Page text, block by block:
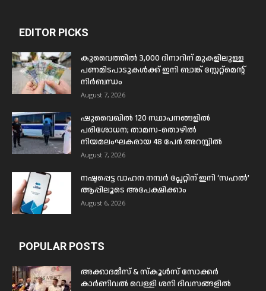
EDITOR PICKS
കുവൈത്തിൽ 3,000 ദിനാറിന് മുകളിലുള്ള
പണമിടപാടുകൾക്ക് ഇനി ബാങ്ക് സ്റ്റേറ്റ്മെന്റ്
നിർബന്ധം
August 7, 2026
ഷുവൈഖിൽ 120 സ്ഥാപനങ്ങളിൽ
പരിശോധന; താമസ-തൊഴിൽ
നിയമലംഘകരായ 48 പേർ അറസ്റ്റിൽ
August 7, 2026
നഷ്ടപ്പെട്ട വാഹന നമ്പർ പ്ലേറ്റിന് ഇനി ‘സഹൽ’
ആപ്പിലൂടെ അപേക്ഷിക്കാം
August 6, 2026
POPULAR POSTS
അക്കാദമീസ് & സ്കൂൾസ് സോക്കർ
കാർണിവൽ വെള്ളി ശനി ദിവസങ്ങളിൽ